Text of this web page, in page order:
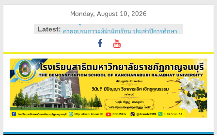
Monday, August 10, 2026
Latest: ค่ายอบรมภาวะผู้นำนักเรียน ประจำปีการศึกษา
วันสถาปนาโรงเรียนสาธิต 2569
ค่ายคุณธรรม จริยธรรม นักเรียนใหม่ 2569
ค่ายปรับพื้นฐานนักเรียนใหม่ 2569 (ม.1 และ
ม.4)
สถิตอยู่ในใจตราบนิรันดร์